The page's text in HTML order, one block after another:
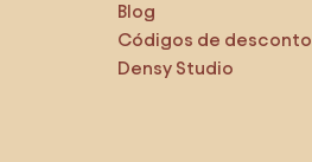
Blog
Códigos de desconto
Densy Studio